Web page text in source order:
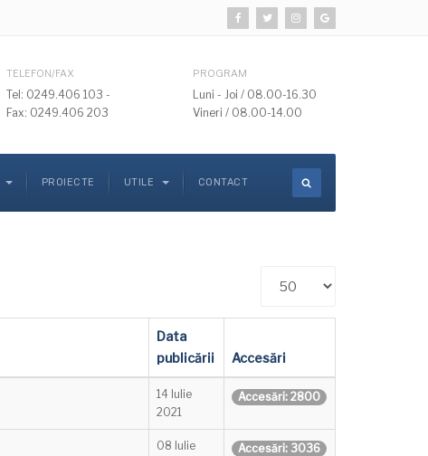
TELEFON/FAX
Tel: 0249.406 103 -
Fax: 0249.406 203
PROGRAM
Luni - Joi / 08.00-16.30
Vineri / 08.00-14.00
PROIECTE UTILE CONTACT
Data
publicării
Accesări
14 Iulie
2021
Accesări: 2800
08 Iulie
Accesări: 3036